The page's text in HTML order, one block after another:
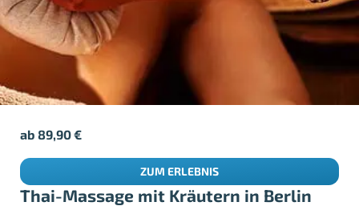
Thai-Massage mit Kräutern in Berlin
ab89,90€
ZUM ERLEBNIS